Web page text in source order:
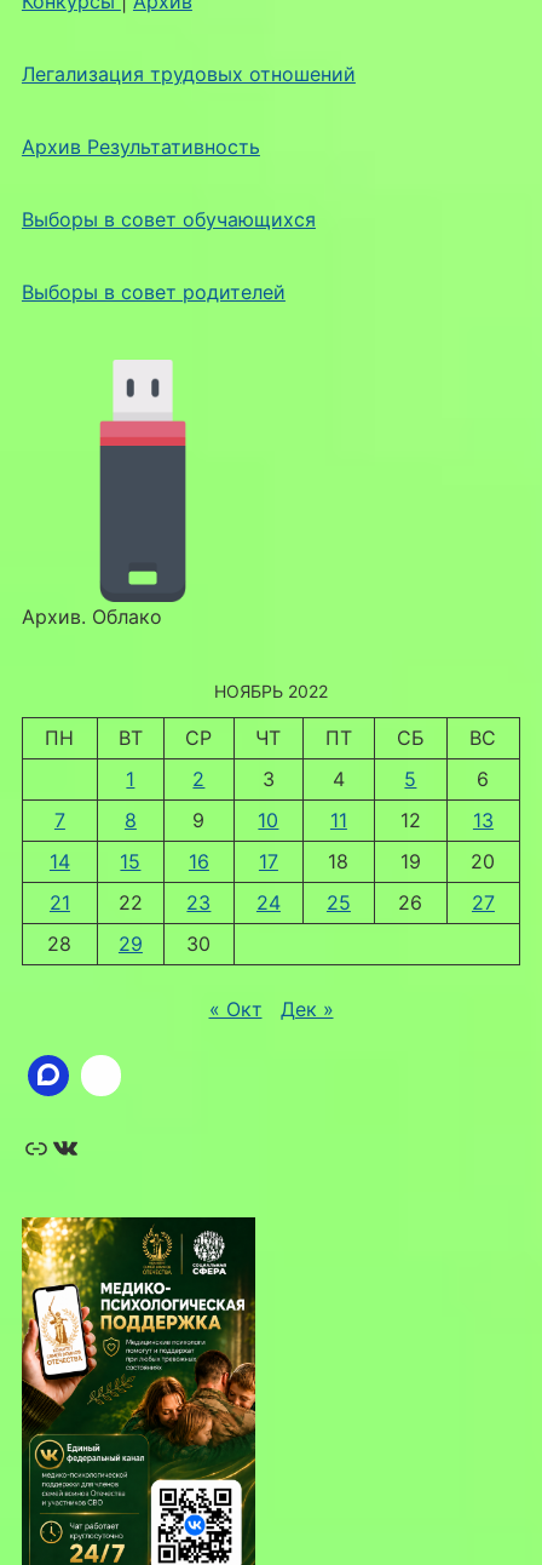
Легализация трудовых отношений
Архив Результативность
Выборы в совет обучающихся
Выборы в совет родителей
Архив. Облако
НОЯБРЬ 2022
ПН ВТ СР ЧТ ПТ СБ
ВС
1
2 3 4 5
6
7
8 9 10 11 12
13
14
15 16 17 18 19
20
21
22 23 24 25 26
27
28
29 30
« Окт Дек »